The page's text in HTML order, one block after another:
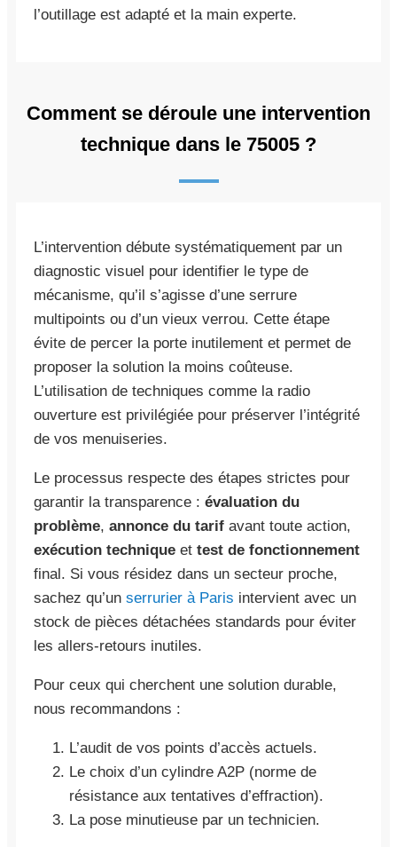
l’outillage est adapté et la main experte.
Comment se déroule une intervention
technique dans le 75005 ?
L’intervention débute systématiquement par un
diagnostic visuel pour identifier le type de
mécanisme, qu’il s’agisse d’une serrure
multipoints ou d’un vieux verrou. Cette étape
évite de percer la porte inutilement et permet de
proposer la solution la moins coûteuse.
L’utilisation de techniques comme la radio
ouverture est privilégiée pour préserver l’intégrité
de vos menuiseries.
Le processus respecte des étapes strictes pour
garantir la transparence : évaluation du
problème, annonce du tarif avant toute action,
exécution technique et test de fonctionnement
final. Si vous résidez dans un secteur proche,
sachez qu’un serrurier à Paris intervient avec un
stock de pièces détachées standards pour éviter
les allers-retours inutiles.
Pour ceux qui cherchent une solution durable,
nous recommandons :
L’audit de vos points d’accès actuels.
Le choix d’un cylindre A2P (norme de
résistance aux tentatives d’effraction).
La pose minutieuse par un technicien.